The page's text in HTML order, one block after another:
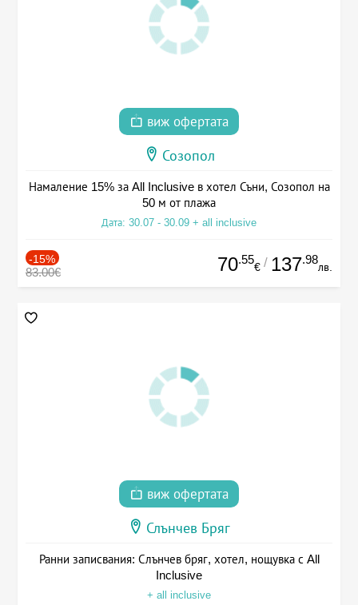
виж офертата
Созопол
Намаление 15% за All Inclusive в хотел Съни, Созопол на
50 м от плажа
Дата: 30.07 - 30.09 + all inclusive
-15%
83.00€ 70.55
€ / 137.98
лв.
виж офертата
Слънчев Бряг
Ранни записвания: Слънчев бряг, хотел, нощувка с All
Inclusive
+ all inclusive